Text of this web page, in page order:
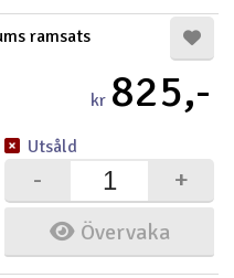
ramsats
kr 825,-
Övervaka
+
-
Utsåld